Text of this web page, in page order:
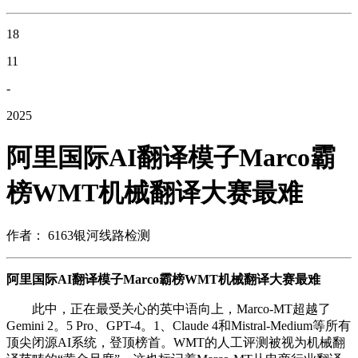
18
11
-
2025
阿里国际AI翻译模子Marco霸
榜WMT机械翻译大赛最难
作者： 6163银河线路检测
阿里国际AI翻译模子Marco霸榜WMT机械翻译大赛最难
此中，正在最受关心的英中语向上，Marco-MT超越了
Gemini 2。5 Pro、GPT-4。1、Claude 4和Mistral-Medium等所有
顶尖闭源AI系统，登顶榜首。WMT的人工评测被视为机械翻